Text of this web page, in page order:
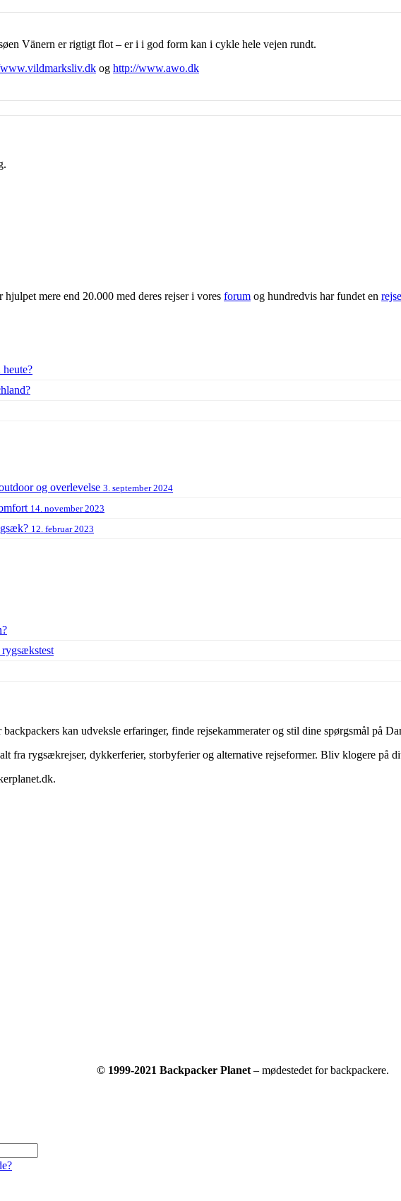
Vänern er rigtigt flot – er i i god form kan i cykle hele vejen rundt.
og http://www.awo.dk
mere end 20.000 med deres rejser i vores forum og hundredvis har fundet en
og overlevelse 3. september 2024
14. november 2023
12. februar 2023
kan udveksle erfaringer, finde rejsekammerater og stil dine spørgsmål på
fra rygsækrejser, dykkerferier, storbyferier og alternative rejseformer. Bliv klogere på
© 1999-2021 Backpacker Planet – mødestedet for backpackere.